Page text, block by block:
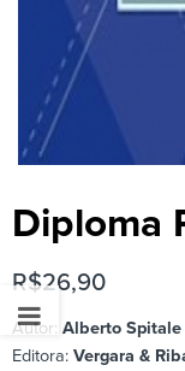
Diploma
R$26,90
Autor: Alberto Spitale
Editora: Vergara &